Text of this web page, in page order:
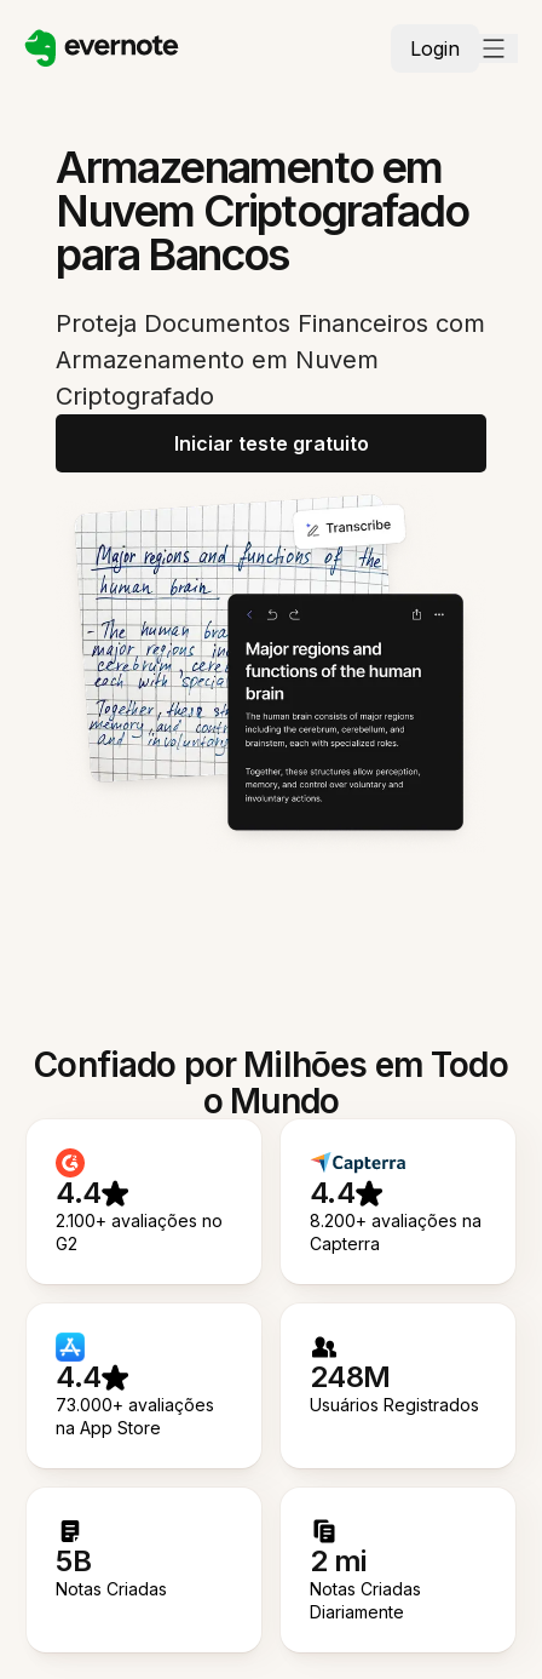
Login
Armazenamento em
Nuvem Criptografado
para Bancos
Proteja Documentos Financeiros com
Armazenamento em Nuvem
Criptografado
Iniciar teste gratuito
Confiado por Milhões em Todo
o Mundo
4.4
2.100+ avaliações no
G2
4.4
8.200+ avaliações na
Capterra
4.4
73.000+ avaliações
na App Store
248M
Usuários Registrados
5B
Notas Criadas
2 mi
Notas Criadas
Diariamente